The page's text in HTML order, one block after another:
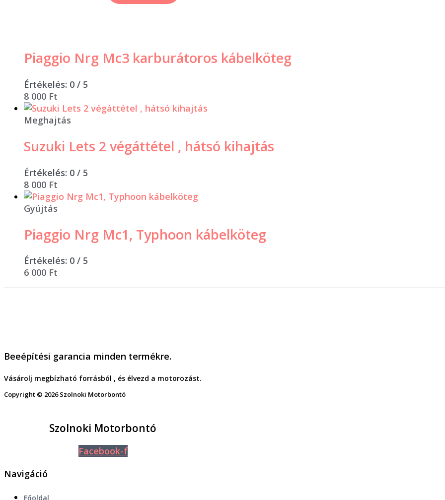
Piaggio Nrg Mc3 karburátoros kábelköteg
Értékelés: 0 / 5
8 000 Ft
Meghajtás
Suzuki Lets 2 végáttétel , hátsó kihajtás
Értékelés: 0 / 5
8 000 Ft
Gyújtás
Piaggio Nrg Mc1, Typhoon kábelköteg
Értékelés: 0 / 5
6 000 Ft
Beeépítési garancia minden termékre.
Vásárolj megbízható forrásból , és élvezd a motorozást.
Copyright © 2026 Szolnoki Motorbontó
Szolnoki Motorbontó
Facebook-f
Navigáció
Főoldal